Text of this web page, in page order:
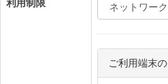
利用制限
ご利用端末